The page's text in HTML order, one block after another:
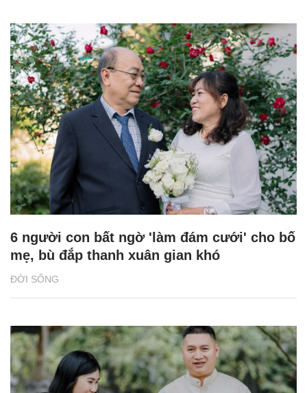
ĐỜI SỐNG
6 người con bất ngờ 'làm đám cưới' cho bố
mẹ, bù đắp thanh xuân gian khó